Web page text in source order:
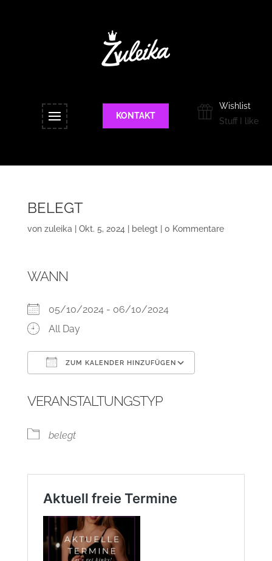
KONTAKT
Wishlist
Stuff I like
BELEGT
von zuleika Okt. 5, 2024 belegt| 0 Kommentare
WANN
05/10/2024 - 06/10/2024
All Day
ZUM KALENDER HINZUFÜGEN
VERANSTALTUNGSTYP
belegt